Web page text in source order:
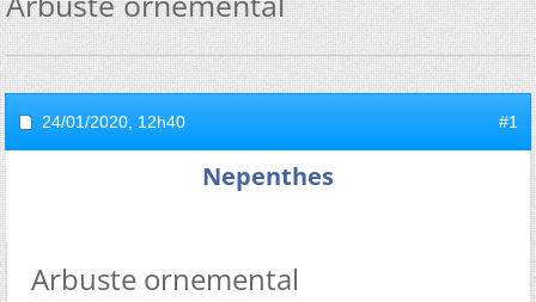
24/01/2020, 12h40 #1
Nepenthes
Arbuste ornemental